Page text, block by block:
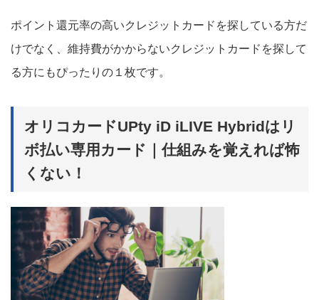
ポイント還元率の高いクレジットカードを探している方だ
けでなく、維持費がかからないクレジットカードを探して
る方にもぴったりの１枚です。
オリコカードUPty iD iLIVE Hybridはリ
ボ払い専用カード｜仕組みを覚えれば怖
くない！